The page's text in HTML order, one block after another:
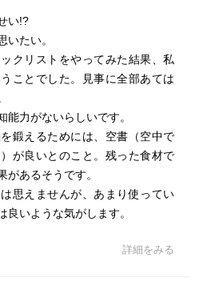
い!?
いたい。
クリストをやってみた結果、私
ことでした。見事に全部あては
力がないらしいです。
鍛えるためには、空書（空中で
が良いとのこと。残った食材で
があるそうです。
思えませんが、あまり使ってい
良いような気がします。
詳細をみる